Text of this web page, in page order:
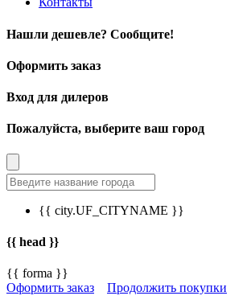
Нашли дешевле? Сообщите!
Оформить заказ
Вход для дилеров
Пожалуйста, выберите ваш город
{{ city.UF_CITYNAME }}
{{ head }}
{{ forma }}
Оформить заказ
Продолжить покупки